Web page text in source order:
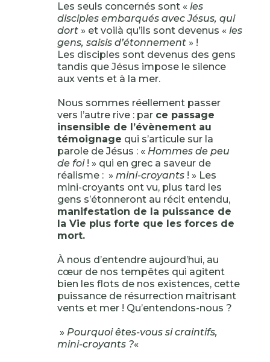
Les seuls concernés sont « les
disciples embarqués avec Jésus, qui
dort» et voilà qu’ils sont devenus « les
gens, saisis d’étonnement» !
Les disciples sont devenus des gens
tandis que Jésus impose le silence
aux vents et à la mer.
Nous sommes réellement passer
vers l’autre rive : par ce passage
insensible de l’évènement au
témoignage qui s’articule sur la
parole de Jésus : « Hommes de peu
de foi! » qui en grec a saveur de
réalisme : » mini-croyants! » Les
mini-croyants ont vu, plus tard les
gens s’étonneront au récit entendu,
manifestation de la puissance de
la Vie plus forte que les forces de
mort.
À nous d’entendre aujourd’hui, au
cœur de nos tempêtes qui agitent
bien les flots de nos existences, cette
puissance de résurrection maîtrisant
vents et mer ! Qu’entendons-nous ?
» Pourquoi êtes-vous si craintifs,
mini-croyants ?«